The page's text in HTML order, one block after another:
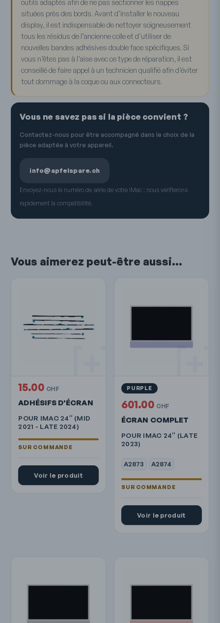
outils adaptés afin de ne pas sectionner les nappes
situées près des bords. Avant d’installer le nouveau
display, il est indispensable de nettoyer soigneusement
tous les résidus de l’ancienne colle et d’utiliser de
nouvelles bandes adhésives double face spécifiques. Si
vous n’êtes pas à l’aise avec ce type de réparation, il est
conseillé de faire appel à un technicien qualifié afin d’éviter
tout dommage à la coque ou aux connecteurs.
Vous ne savez pas si la pièce convient ?
Contactez-nous pour être accompagné dans le choix de la
pièce adaptée à votre appareil.
info@apfelspare.ch
Envoyez-nous le numéro de série de votre iMac : nous vérifierons
rapidement la compatibilité.
Vous aimerez peut-être aussi…
ADHÉSIFS D'ÉCRAN
POUR IMAC 24″ (MID
2021 - LATE 2024)
15.00 CHF
Voir le produit
ÉCRAN COMPLET
POUR IMAC 24″ (LATE
2023)
A2873 A2874
PURPLE
601.00 CHF
Voir le produit